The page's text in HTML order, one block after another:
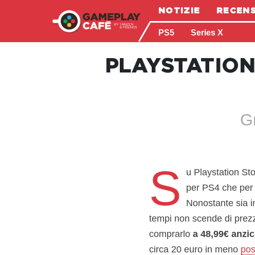
NOTIZIE
PS5 Series X
S
u Playstation
per PS4 che
Nonostante sia
tempi non scende di
comprarlo a 48,99€
circa 20 euro in meno